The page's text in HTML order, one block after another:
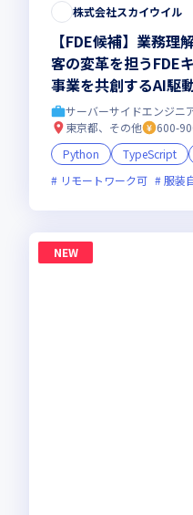
株式会社スカイウイル
【FDE候補】業務
客の変革を担うFDE
事業を共創するAI駆
サーバーサイドエンジニ
東京都、その他
600-
Python
TypeScript
リモートワーク可
服装
NEW